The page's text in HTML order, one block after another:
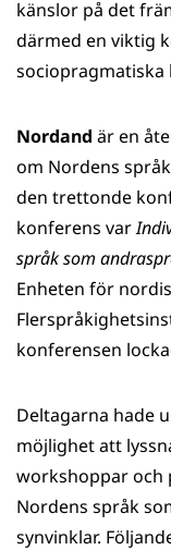
känslor på det
därmed en viktig
sociopragmatiska
Nordand är en
om Nordens
den trettonde
konferens var
språk som
Enheten för
konferensen
Deltagarna hade
möjlighet att
workshoppar och
Nordens språk
synvinklar.